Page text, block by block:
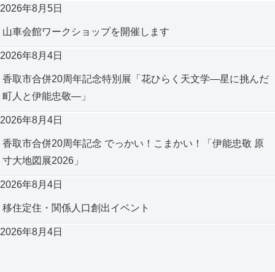
2026年8月5日
山車会館ワークショップを開催します
2026年8月4日
香取市合併20周年記念特別展「花ひらく天文学―星に挑んだ
町人と伊能忠敬―」
2026年8月4日
香取市合併20周年記念 でっかい！こまかい！「伊能忠敬 原
寸大地図展2026」
2026年8月4日
移住定住・関係人口創出イベント
2026年8月4日